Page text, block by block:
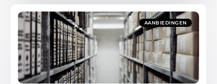
AANBIEDINGEN